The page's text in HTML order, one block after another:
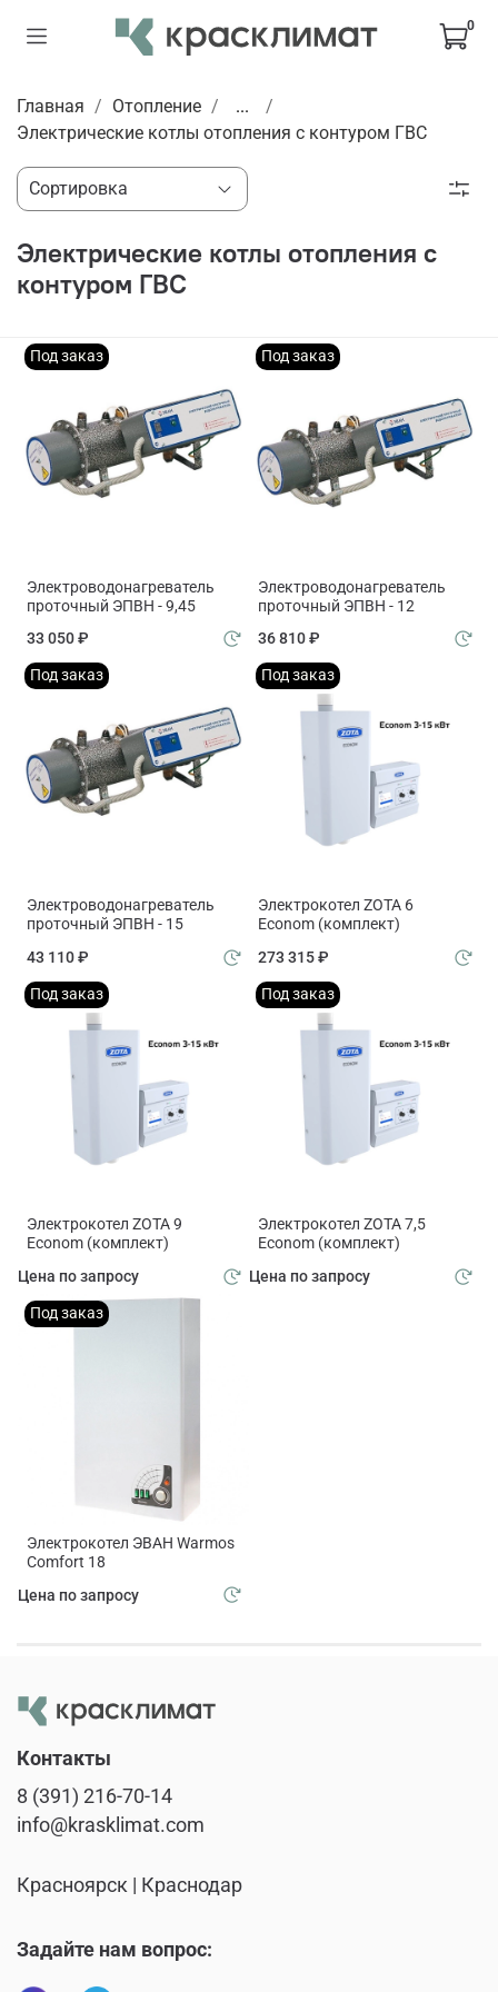
0
Главная Отопление
...
Электрические котлы отопления с контуром ГВС
Электрические котлы отопления с
контуром ГВС
Под заказ
Электроводонагреватель
проточный ЭПВН - 9,45
33 050 ₽
Под заказ
Электроводонагреватель
проточный ЭПВН - 12
36 810 ₽
Под заказ
Электроводонагреватель
проточный ЭПВН - 15
43 110 ₽
Под заказ
Электрокотел ZOTA 6
Econom (комплект)
273 315 ₽
Под заказ
Электрокотел ZOTA 9
Econom (комплект)
Цена по запросу
Под заказ
Электрокотел ZOTA 7,5
Econom (комплект)
Цена по запросу
Под заказ
Электрокотел ЭВАН Warmos
Comfort 18
Цена по запросу
Контакты
8 (391) 216-70-14
info@krasklimat.com
Красноярск | Краснодар
Задайте нам вопрос: